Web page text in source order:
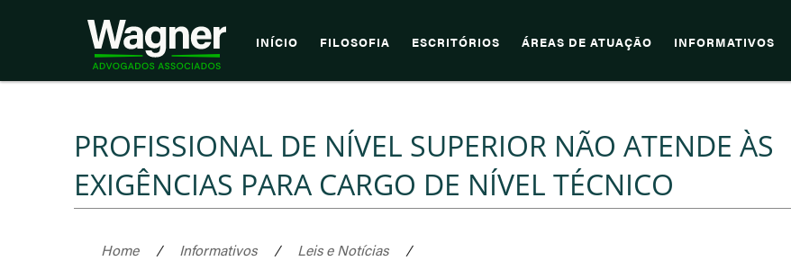
INÍCIO FILOSOFIA ESCRITÓRIOS ÁREAS DE ATUAÇÃO INFORMATIVOS
PROFISSIONAL DE NÍVEL SUPERIOR NÃO ATENDE ÀS
EXIGÊNCIAS PARA CARGO DE NÍVEL TÉCNICO
Home / Informativos / Leis e Notícias /